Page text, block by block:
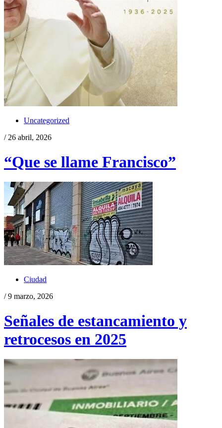
Uncategorized
/ 26 abril, 2026
“Que se llame Francisco”
Ciudad
/ 9 marzo, 2026
Señales de estancamiento y
retrocesos en 2025